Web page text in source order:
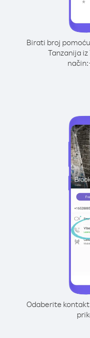
Birati broj
Tanzanija
način:
Odaberite